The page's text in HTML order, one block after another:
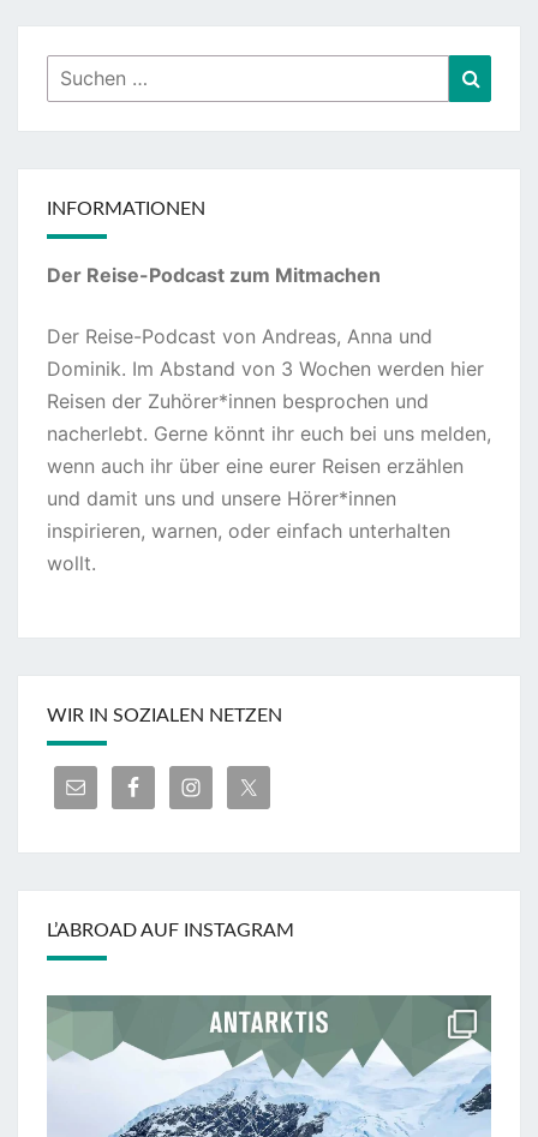
Suchen
nach:
INFORMATIONEN
Der Reise-Podcast zum Mitmachen
Der Reise-Podcast von Andreas, Anna und
Dominik. Im Abstand von 3 Wochen werden hier
Reisen der Zuhörer*innen besprochen und
nacherlebt. Gerne könnt ihr euch bei uns melden,
wenn auch ihr über eine eurer Reisen erzählen
und damit uns und unsere Hörer*innen
inspirieren, warnen, oder einfach unterhalten
wollt.
WIR IN SOZIALEN NETZEN
L’ABROAD AUF INSTAGRAM